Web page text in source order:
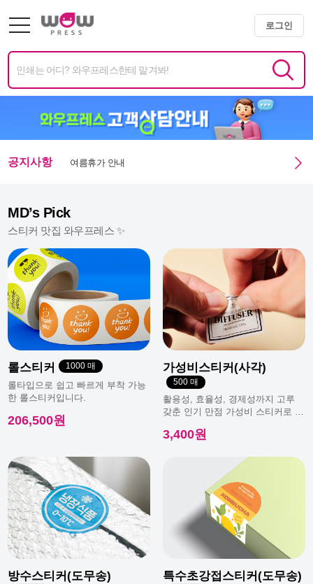
로그인
공지사항
광복절 휴무안내
미니배너 용지 변경 및 단가 인상 안내
엑스트라 매쉬멜로우 350g 주문 정상화 안내
미니배너 임시 생산 중단 안내
여름휴가 안내
MD’s Pick
스티커 맛집 와우프레스 ✨
롤스티커 1000 매
롤타입으로 쉽고 빠르게 부착 가능
한 롤스티커입니다.
206,500원
가성비스티커(사각)
500 매
활용성, 효율성, 경제성까지 고루
갖춘 인기 만점 가성비 스티커로 일
3,400원
방수스티커(도무송) 특수초강접스티커(도무송)